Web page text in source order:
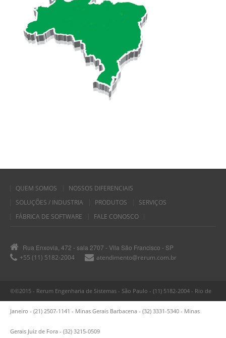
QUEM SOMOS
NOSSOS DIFERENCIAIS
SOLUÇÕES / INDUSTRIA
PRODUTOS
SERVIÇOS
FÁBRICA DE SOFTWARE
FALE CONOSCO
Rua Enxovia, 472 - sala 2707 - Vila São Francisco - SP
+55 (11) 5182-2004
atendimento@rerum.com.br
©©2015 - Rerum Engenharia de Sistemas - São Paulo - (11) 5182-2004 - Rio de
Janeiro - (21) 2507-1141 - Minas Gerais Barbacena - (32) 3331-5340 - Minas
Gerais Juiz de Fora - (32) 3215-0509